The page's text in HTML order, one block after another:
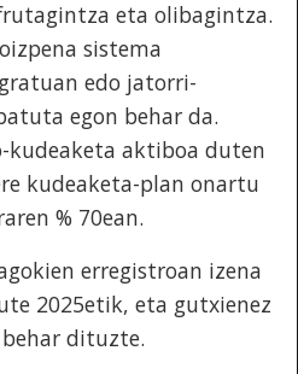
eta olibagintza.
sistema
edo jatorri-
egon behar da.
kudeaketa aktiboa duten
kudeaketa-plan onartu
% 70ean.
erregistroan izena
2025etik, eta gutxienez
dituzte.